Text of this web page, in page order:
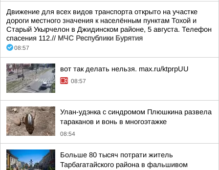
Движение для всех видов транспорта открыто на участке
дороги местного значения к населённым пунктам Тохой и
Старый Укырчелон в Джидинском районе, 5 августа. Телефон
спасения 112.// МЧС Республики Бурятия
08:57
вот так делать нельзя. max.ru/ktprpUU
08:57
Улан-удэнка с синдромом Плюшкина развела
тараканов и вонь в многоэтажке
08:54
Больше 80 тысяч потрати житель
Тарбагатайского района в фальшивом